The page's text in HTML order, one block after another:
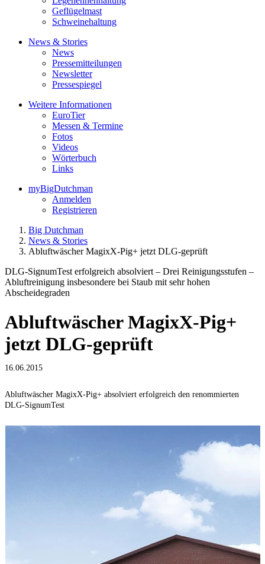
Geflügelmast
Schweinehaltung
News & Stories
News
Pressemitteilungen
Newsletter
Pressespiegel
Weitere Informationen
EuroTier
Messen & Termine
Fotos
Videos
Wörterbuch
Links
myBigDutchman
Anmelden
Registrieren
Big Dutchman
News & Stories
Abluftwäscher MagixX-Pig+ jetzt DLG-geprüft
DLG-SignumTest erfolgreich absolviert – Drei Reinigungsstufen –
Abluftreinigung insbesondere bei Staub mit sehr hohen
Abscheidegraden
Abluftwäscher MagixX-Pig+
jetzt DLG-geprüft
16.06.2015
Abluftwäscher MagixX-Pig+ absolviert erfolgreich den renommierten
DLG-SignumTest